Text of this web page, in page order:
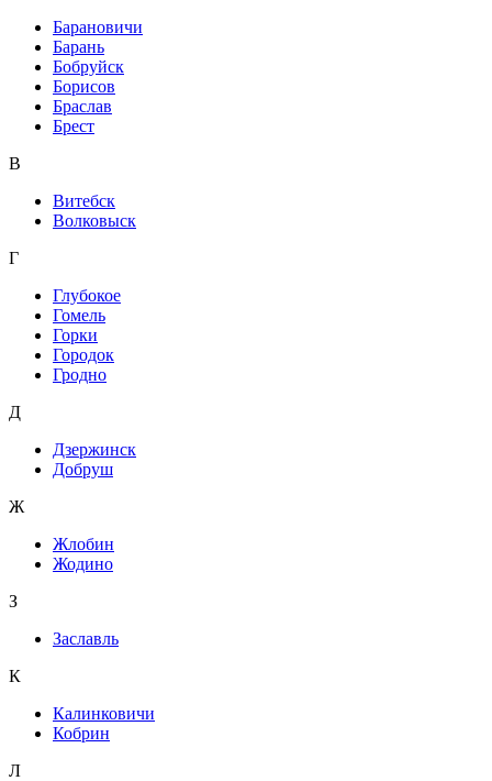
Барановичи
Барань
Бобруйск
Борисов
Браслав
Брест
В
Витебск
Волковыск
Г
Глубокое
Гомель
Горки
Городок
Гродно
Д
Дзержинск
Добруш
Ж
Жлобин
Жодино
З
Заславль
К
Калинковичи
Кобрин
Л